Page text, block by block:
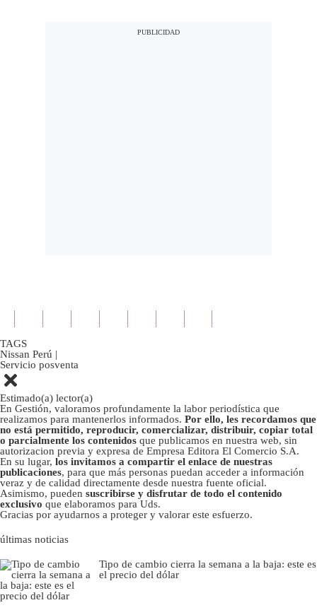
TAGS
Nissan Perú |
Servicio posventa
Estimado(a) lector(a)
En Gestión, valoramos profundamente la labor periodística que
realizamos para mantenerlos informados. Por ello, les recordamos que
no está permitido, reproducir, comercializar, distribuir, copiar total
o parcialmente los contenidos que publicamos en nuestra web, sin
autorizacion previa y expresa de Empresa Editora El Comercio S.A.
En su lugar, los invitamos a compartir el enlace de nuestras
publicaciones, para que más personas puedan acceder a información
veraz y de calidad directamente desde nuestra fuente oficial.
Asimismo, pueden suscribirse y disfrutar de todo el contenido
exclusivo que elaboramos para Uds.
Gracias por ayudarnos a proteger y valorar este esfuerzo.
últimas noticias
Tipo de cambio cierra la semana a la baja: este es
el precio del dólar